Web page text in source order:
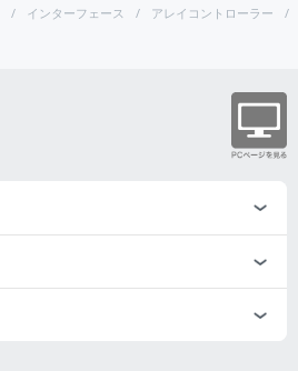
インターフェース アレイコントローラー